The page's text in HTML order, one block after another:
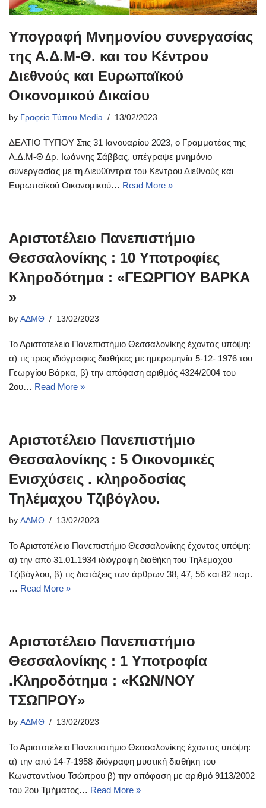
Υπογραφή Μνημονίου συνεργασίας
της Α.Δ.Μ-Θ. και του Κέντρου
Διεθνούς και Ευρωπαϊκού
Οικονομικού Δικαίου
by Γραφείο Τύπου Media 13/02/2023
ΔΕΛΤΙΟ ΤΥΠΟΥ Στις 31 Ιανουαρίου 2023, ο Γραμματέας της
Α.Δ.Μ-Θ Δρ. Ιωάννης Σάββας, υπέγραψε μνημόνιο
συνεργασίας με τη Διευθύντρια του Κέντρου Διεθνούς και
Ευρωπαϊκού Οικονομικού… Read More »
Αριστοτέλειο Πανεπιστήμιο
Θεσσαλονίκης : 10 Υποτροφίες
Κληροδότημα : «ΓΕΩΡΓΙΟΥ ΒΑΡΚΑ
»
by ΑΔΜΘ 13/02/2023
Το Αριστοτέλειο Πανεπιστήμιο Θεσσαλονίκης έχοντας υπόψη:
α) τις τρεις ιδιόγραφες διαθήκες με ημερομηνία 5-12- 1976 του
Γεωργίου Βάρκα, β) την απόφαση αριθμός 4324/2004 του
2ου… Read More »
Αριστοτέλειο Πανεπιστήμιο
Θεσσαλονίκης : 5 Οικονομικές
Ενισχύσεις . κληροδοσίας
Τηλέμαχου Τζιβόγλου.
by ΑΔΜΘ 13/02/2023
Το Αριστοτέλειο Πανεπιστήμιο Θεσσαλονίκης έχοντας υπόψη:
α) την από 31.01.1934 ιδιόγραφη διαθήκη του Τηλέμαχου
Τζιβόγλου, β) τις διατάξεις των άρθρων 38, 47, 56 και 82 παρ.
… Read More »
Αριστοτέλειο Πανεπιστήμιο
Θεσσαλονίκης : 1 Υποτροφία
.Κληροδότημα : «ΚΩΝ/ΝΟΥ
ΤΣΩΠΡΟΥ»
by ΑΔΜΘ 13/02/2023
Το Αριστοτέλειο Πανεπιστήμιο Θεσσαλονίκης έχοντας υπόψη:
α) την από 14-7-1958 ιδιόγραφη μυστική διαθήκη του
Κωνσταντίνου Τσώπρου β) την απόφαση με αριθμό 9113/2002
του 2ου Τμήματος… Read More »